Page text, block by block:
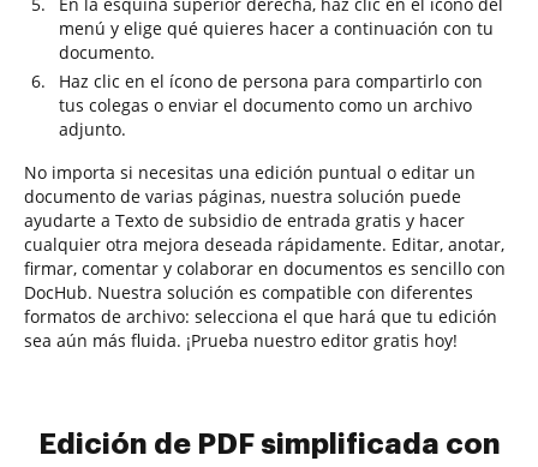
menú y elige qué quieres hacer a continuación con tu
documento.
Haz clic en el ícono de persona para compartirlo con
tus colegas o enviar el documento como un archivo
adjunto.
No importa si necesitas una edición puntual o editar un
documento de varias páginas, nuestra solución puede
ayudarte a Texto de subsidio de entrada gratis y hacer
cualquier otra mejora deseada rápidamente. Editar, anotar,
firmar, comentar y colaborar en documentos es sencillo con
DocHub. Nuestra solución es compatible con diferentes
formatos de archivo: selecciona el que hará que tu edición
sea aún más fluida. ¡Prueba nuestro editor gratis hoy!
Edición de PDF simplificada con